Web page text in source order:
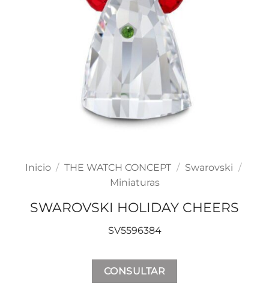
Inicio / THE WATCH CONCEPT / Swarovski /
Miniaturas
SWAROVSKI HOLIDAY CHEERS
SV5596384
CONSULTAR